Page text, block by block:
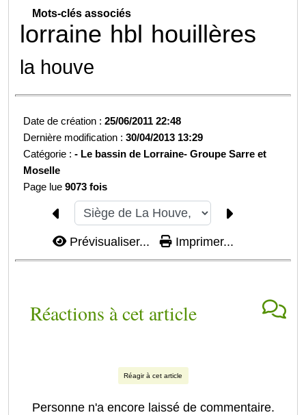
Mots-clés associés
lorraine hbl houillères
la houve
Date de création :25/06/2011 22:48
Dernière modification :30/04/2013 13:29
Catégorie :- Le bassin de Lorraine- Groupe Sarre et
Moselle
Page lue9073 fois
Prévisualiser... Imprimer...
Réactions à cet article
Réagir à cet article
Personne n'a encore laissé de commentaire.